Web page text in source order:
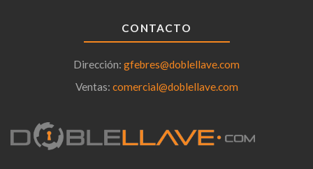
CONTACTO
Dirección: gfebres@doblellave.com
Ventas: comercial@doblellave.com